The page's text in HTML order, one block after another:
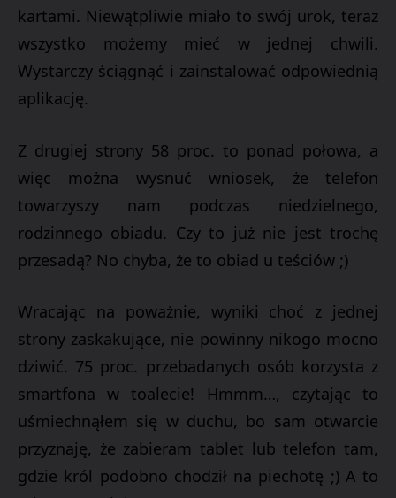
kartami. Niewątpliwie miało to swój urok, teraz
wszystko możemy mieć w jednej chwili.
Wystarczy ściągnąć i zainstalować odpowiednią
aplikację.
Z drugiej strony 58 proc. to ponad połowa, a
więc można wysnuć wniosek, że telefon
towarzyszy nam podczas niedzielnego,
rodzinnego obiadu. Czy to już nie jest trochę
przesadą? No chyba, że to obiad u teściów ;)
Wracając na poważnie, wyniki choć z jednej
strony zaskakujące, nie powinny nikogo mocno
dziwić. 75 proc. przebadanych osób korzysta z
smartfona w toalecie! Hmmm…, czytając to
uśmiechnąłem się w duchu, bo sam otwarcie
przyznaję, że zabieram tablet lub telefon tam,
gdzie król podobno chodził na piechotę ;) A to